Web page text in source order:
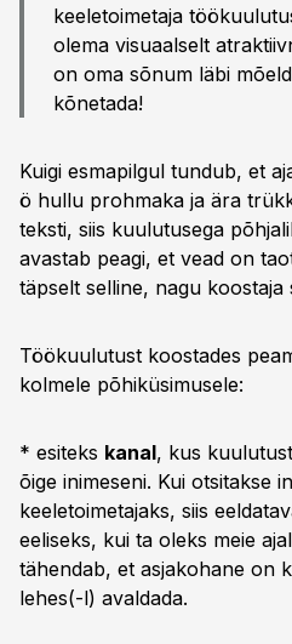
keeletoimetaja
olema visuaalselt
on oma sõnum läbi
kõnetada!
Kuigi esmapilgul tundub, et
ö hullu prohmaka ja ära
teksti, siis kuulutusega
avastab peagi, et vead on
täpselt selline, nagu koostaja
Töökuulutust koostades
kolmele põhiküsimusele:
* esiteks kanal, kus
õige inimeseni. Kui otsitakse
keeletoimetajaks, siis
eeliseks, kui ta oleks meie
tähendab, et asjakohane on
lehes(-l) avaldada.